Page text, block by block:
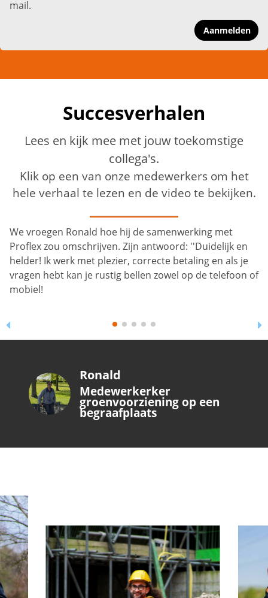
mail.
Aanmelden
Succesverhalen
Lees en kijk mee met jouw toekomstige
collega's.
Klik op een van onze medewerkers om het
hele verhaal te lezen en de video te bekijken.
Ronald
Medewerkerker
groenvoorziening op een
begraafplaats